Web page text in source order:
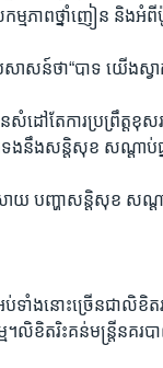
ម្មភាពថ្នាំញៀន និងអំ
សាសន៍ថា“បាទ យើងស្
សំដៅតែការប្រព្រឹត្តខុ
ងនឹងសន្តិសុខ សណ្តាប់ធ្
បញ្ហាសន្តិសុខ សណ្តា
ប់ទាំងនោះច្រើនជាលិខិ
លិខិតរិះគន់មន្ត្រីនគរប